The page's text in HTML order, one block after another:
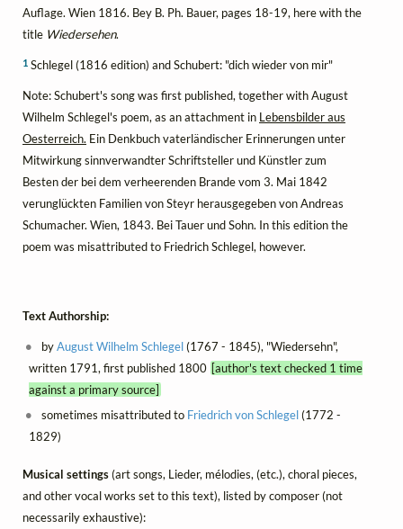
Auflage. Wien 1816. Bey B. Ph. Bauer, pages 18-19, here with the
title Wiedersehen.
1 Schlegel (1816 edition) and Schubert: "dich wieder von mir"
Note: Schubert's song was first published, together with August
Wilhelm Schlegel's poem, as an attachment in Lebensbilder aus
Oesterreich. Ein Denkbuch vaterländischer Erinnerungen unter
Mitwirkung sinnverwandter Schriftsteller und Künstler zum
Besten der bei dem verheerenden Brande vom 3. Mai 1842
verunglückten Familien von Steyr herausgegeben von Andreas
Schumacher. Wien, 1843. Bei Tauer und Sohn. In this edition the
poem was misattributed to Friedrich Schlegel, however.
Text Authorship:
byAugust Wilhelm Schlegel(1767 - 1845), "Wiedersehn",
written 1791, first published 1800 [author's text checked 1 time
against a primary source]
sometimes misattributed to Friedrich von Schlegel(1772 -
1829)
Musical settings(art songs, Lieder, mélodies, (etc.), choral pieces,
and other vocal works set to this text), listed by composer (not
necessarily exhaustive):